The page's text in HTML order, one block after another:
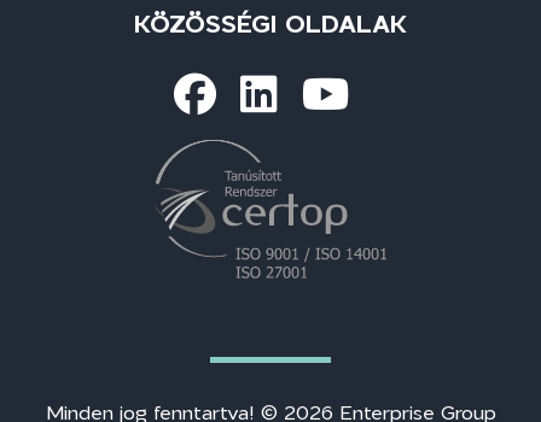
KÖZÖSSÉGI OLDALAK
Minden jog fenntartva! © 2026 Enterprise Group